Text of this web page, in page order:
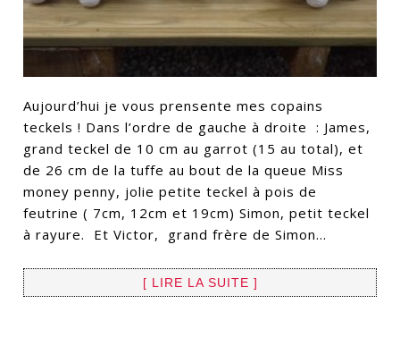
Aujourd’hui je vous prensente mes copains
teckels ! Dans l’ordre de gauche à droite : James,
grand teckel de 10 cm au garrot (15 au total), et
de 26 cm de la tuffe au bout de la queue Miss
money penny, jolie petite teckel à pois de
feutrine ( 7cm, 12cm et 19cm) Simon, petit teckel
à rayure. Et Victor, grand frère de Simon…
[ LIRE LA SUITE ]